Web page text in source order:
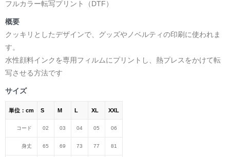
フルカラー転写プリント（DTF）
概要
クッキリとしたデザインで、グッズやノベルティの印刷に使われま
す。
水性顔料インクを専用フィルムにプリントし、熱プレスをかけて転
写させる方法です
サイズ
単位：cm S M L XL XXL
コード 02 03 04 05 06
身丈 65 69 73 77 81